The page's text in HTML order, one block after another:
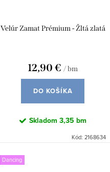
Velúr Zamat Prémium - Žltá zlatá
12,90 € / bm
DO KOŠÍKA
Skladom 3,35 bm
Kód: 2168634
Dancing